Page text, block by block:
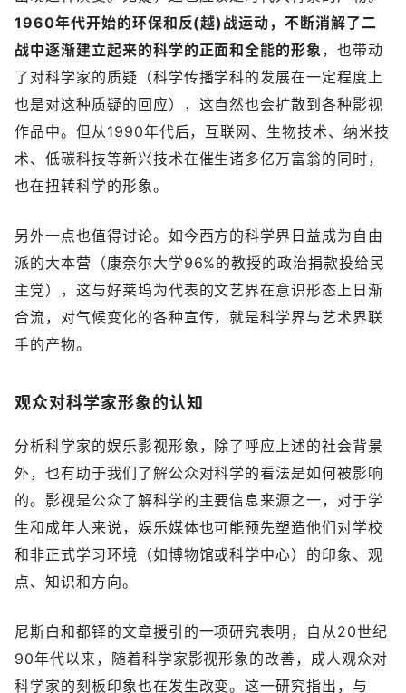
1960年代开始的环保和反(越)战运动，不断消解了二
战中逐渐建立起来的科学的正面和全能的形象，也带动
了对科学家的质疑（科学传播学科的发展在一定程度上
也是对这种质疑的回应），这自然也会扩散到各种影视
作品中。但从1990年代后，互联网、生物技术、纳米技
术、低碳科技等新兴技术在催生诸多亿万富翁的同时，
也在扭转科学的形象。
另外一点也值得讨论。如今西方的科学界日益成为自由
派的大本营（康奈尔大学96%的教授的政治捐款投给民
主党），这与好莱坞为代表的文艺界在意识形态上日渐
合流，对气候变化的各种宣传，就是科学界与艺术界联
手的产物。
观众对科学家形象的认知
分析科学家的娱乐影视形象，除了呼应上述的社会背景
外，也有助于我们了解公众对科学的看法是如何被影响
的。影视是公众了解科学的主要信息来源之一，对于学
生和成年人来说，娱乐媒体也可能预先塑造他们对学校
和非正式学习环境（如博物馆或科学中心）的印象、观
点、知识和方向。
尼斯白和都铎的文章援引的一项研究表明，自从20世纪
90年代以来，随着科学家影视形象的改善，成人观众对
科学家的刻板印象也在发生改变。这一研究指出，与